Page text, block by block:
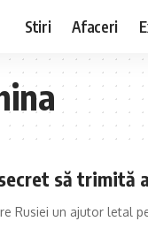
Stiri Afaceri
să trimită
Rusiei un ajutor letal